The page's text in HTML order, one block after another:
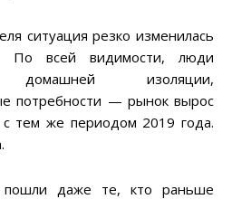
ситуация резко изменилась
По всей видимости, люди
изоляции,
потребности — рынок вырос
тем же периодом 2019 года.
даже те, кто раньше